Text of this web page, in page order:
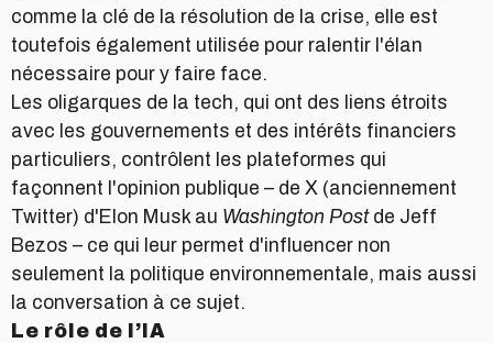
comme la clé de la résolution de la crise, elle est
toutefois également utilisée pour ralentir l'élan
nécessaire pour y faire face.
Les oligarques de la tech, qui ont des liens étroits
avec les gouvernements et des intérêts financiers
particuliers, contrôlent les plateformes qui
façonnent l'opinion publique – de X (anciennement
Twitter) d'Elon Musk au Washington Postde Jeff
Bezos – ce qui leur permet d'influencer non
seulement la politique environnementale, mais aussi
la conversation à ce sujet.
Le rôle de l’IA